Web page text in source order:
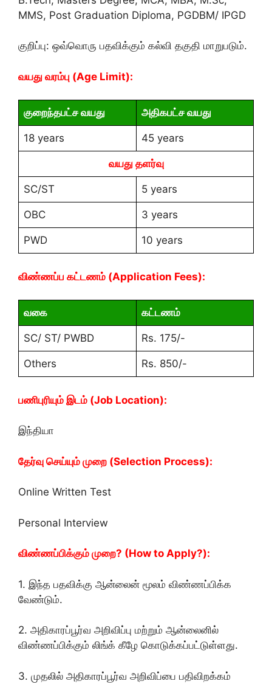
MMS, Post Graduation Diploma, PGDBM/ IPGD
குறிப்பு: ஒவ்வொரு பதவிக்கும் கல்வி தகுதி மாறுபடும்.
வயது வரம்பு (Age Limit):
குறைந்தபட்ச வயது அதிகபட்ச வயது
18 years 45 years
வயது தளர்வு
SC/ST 5 years
OBC 3 years
PWD 10 years
விண்ணப்ப கட்டணம் (Application Fees):
வகை கட்டணம்
SC/ ST/ PWBD Rs. 175/-
Others Rs. 850/-
பணிபுரியும் இடம் (Job Location):
இந்தியா
தேர்வு செய்யும் முறை (Selection Process):
Online Written Test
Personal Interview
விண்ணப்பிக்கும் முறை? (How to Apply?):
1. இந்த பதவிக்கு ஆன்லைன் மூலம் விண்ணப்பிக்க
வேண்டும்.
2. அதிகாரப்பூர்வ அறிவிப்பு மற்றும் ஆன்லைனில்
விண்ணப்பிக்கும் லிங்க் கீழே கொடுக்கப்பட்டுள்ளது.
3. முதலில் அதிகாரப்பூர்வ அறிவிப்பை பதிவிறக்கம்